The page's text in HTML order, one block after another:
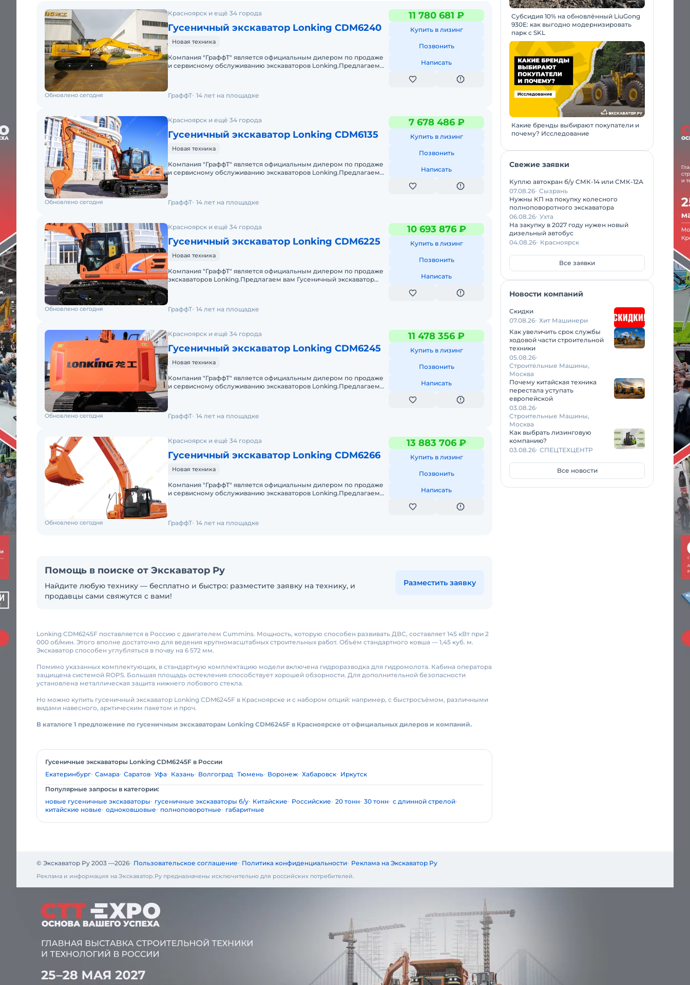
Красноярск и ещё 34 города
Гусеничный экскаватор Lonking CDM6240
Новая техника
Компания "ГраффТ" является официальным дилером по продаже
и сервисному обслуживанию экскаваторов Lonking.Предлагаем
11 780 681 ₽
Купить в лизинг
Позвонить
Написать
Обновлено сегодня ГраффТ 14 лет на площадке
Красноярск и ещё 34 города
Гусеничный экскаватор Lonking CDM6135
Новая техника
Компания "ГраффТ" является официальным дилером по продаже
и сервисному обслуживанию экскаваторов Lonking.Предлагаем
7 678 486 ₽
Купить в лизинг
Позвонить
Написать
Обновлено сегодня ГраффТ 14 лет на площадке
Красноярск и ещё 34 города
Гусеничный экскаватор Lonking CDM6225
Новая техника
Компания "ГраффТ" является официальным дилером по продаже
экскаваторов Lonking.Предлагаем вам Гусеничный экскаватор
10 693 876 ₽
Купить в лизинг
Позвонить
Написать
Обновлено сегодня ГраффТ 14 лет на площадке
Красноярск и ещё 34 города
Гусеничный экскаватор Lonking CDM6245
Новая техника
Компания "ГраффТ" является официальным дилером по продаже
и сервисному обслуживанию экскаваторов Lonking.Предлагаем
11 478 356 ₽
Купить в лизинг
Позвонить
Написать
Обновлено сегодня ГраффТ 14 лет на площадке
Красноярск и ещё 34 города
Гусеничный экскаватор Lonking CDM6266
Новая техника
Компания "ГраффТ" является официальным дилером по продаже
и сервисному обслуживанию экскаваторов Lonking.Предлагаем
13 883 706 ₽
Купить в лизинг
Позвонить
Написать
Обновлено сегодня ГраффТ 14 лет на площадке
Помощь в поиске от Экскаватор Ру
Найдите любую технику — бесплатно и быстро: разместите заявку на технику, и
продавцы сами свяжутся с вами!
Разместить заявку
Lonking CDM6245F поставляется в Россию с двигателем Cummins. Мощность, которую способен развивать ДВС, составляет 145 кВт при 2
000 об/мин. Этого вполне достаточно для ведения крупномасштабных строительных работ. Объём стандартного ковша — 1,45 куб. м.
Экскаватор способен углубляться в почву на 6 572 мм.
Помимо указанных комплектующих, в стандартную комплектацию модели включена гидроразводка для гидромолота. Кабина оператора
защищена системой ROPS. Большая площадь остекления способствует хорошей обзорности. Для дополнительной безопасности
установлена металлическая защита нижнего лобового стекла.
Но можно купить гусеничный экскаватор Lonking CDM6245F в Красноярске и с набором опций: например, с быстросъёмом, различными
видами навесного, арктическим пакетом и проч.
В каталоге 1 предложение по гусеничным экскаваторам Lonking CDM6245F в Красноярске от официальных дилеров и компаний.
Гусеничные экскаваторы Lonking CDM6245F в России
Екатеринбург Самара Саратов Уфа Казань Волгоград Тюмень Воронеж Хабаровск Иркутск
Популярные запросы в категории:
новые гусеничные экскаваторы
гусеничные экскаваторы б/у Китайские Российские 20 тонн 30 тонн с длинной стрелой
китайские новые одноковшовые полноповоротные габаритные
Субсидия 10% на обновлённый LiuGong
930E: как выгодно модернизировать
парк с SKL
Какие бренды выбирают покупатели и
почему? Исследование
Свежие заявки
Куплю автокран б/у СМК-14 или СМК-12А
07.08.26 Сызрань
Нужны КП на покупку колесного
полноповоротного экскаватора
06.08.26 Ухта
На закупку в 2027 году нужен новый
дизельный автобус
04.08.26 Красноярск
Все заявки
Новости компаний
Скидки
07.08.26 Хит Машинери
Как увеличить срок службы
ходовой части строительной
техники
05.08.26
Строительные Машины,
Москва
Почему китайская техника
перестала уступать
европейской
03.08.26
Строительные Машины,
Москва
Как выбрать лизинговую
компанию?
03.08.26 СПЕЦТЕХЦЕНТР
Все новости
© Экскаватор Ру 2003 —2026 Пользовательское соглашение Политика конфиденциальности Реклама на Экскаватор Ру
Реклама и информация на Экскаватор.Ру предназначены исключительно для российских потребителей.